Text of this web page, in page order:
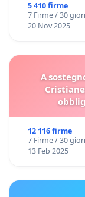
5 410 firme
7 Firme / 30
20 Nov 2025
A
12 116 firme
7 Firme / 30
13 Feb 2025